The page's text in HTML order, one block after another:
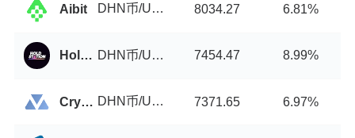
Aibit DHN币/USDT 8034.27 6.81%
Holdstation DHN币/USDT 7454.47 8.99%
Crypton Exchange DHN币/USDT 7371.65 6.97%